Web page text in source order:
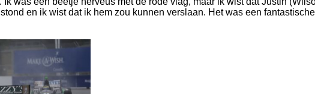
en ik wist dat ik hem zou kunnen verslaan. Het was een fantastische